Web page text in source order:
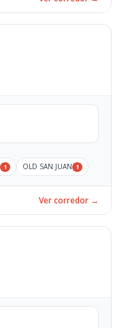
1 OLD SAN JUAN 1
Ver corredor →